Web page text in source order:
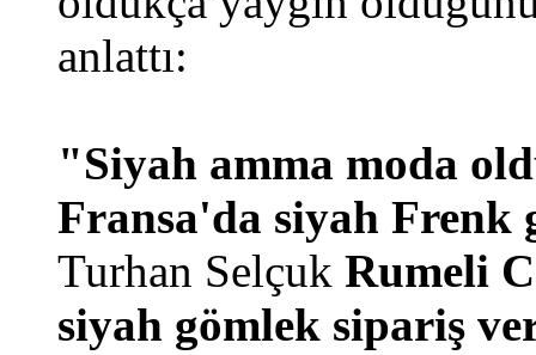
anlattı:
"Siyah amma moda
Fransa'da siyah Frenk
Turhan Selçuk Rumeli
siyah gömlek sipariş